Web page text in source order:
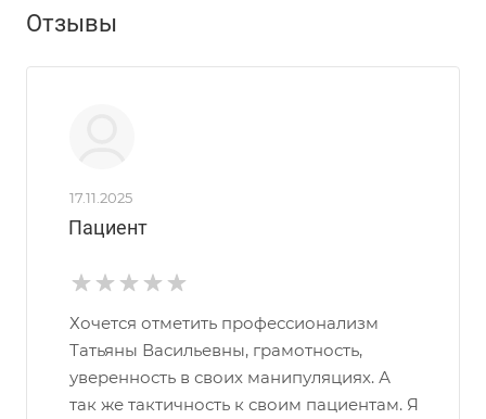
Отзывы
17.11.2025
Пациент
Хочется отметить профессионализм
Татьяны Васильевны, грамотность,
уверенность в своих манипуляциях. А
так же тактичность к своим пациентам. Я